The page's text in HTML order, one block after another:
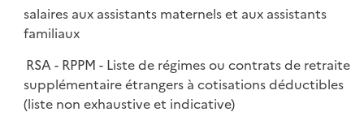
salaires aux assistants maternels et aux assistants
familiaux
RSA - RPPM - Liste de régimes ou contrats de retraite
supplémentaire étrangers à cotisations déductibles
(liste non exhaustive et indicative)